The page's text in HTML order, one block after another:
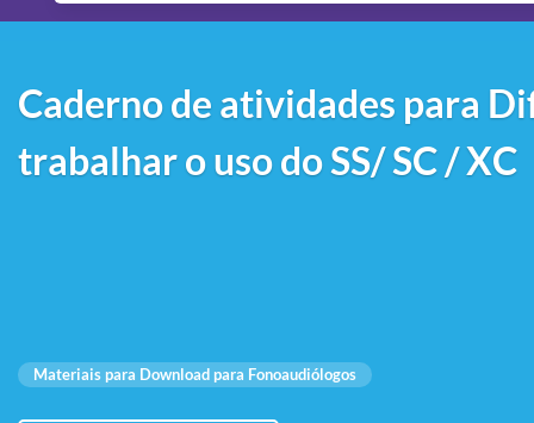
Caderno de atividades para
trabalhar o uso do SS/ SC / XC
Materiais para Download para Fonoaudiólogos